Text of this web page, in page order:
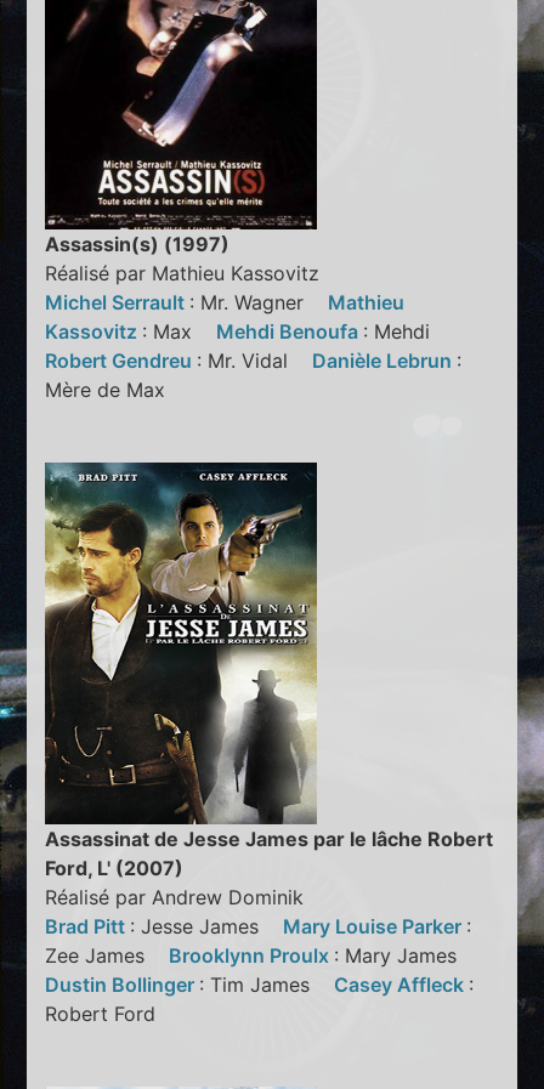
Assassin(s) (1997)
Réalisé par Mathieu Kassovitz
Michel Serrault : Mr. Wagner Mathieu
Kassovitz : Max Mehdi Benoufa : Mehdi
Robert Gendreu : Mr. Vidal Danièle Lebrun :
Mère de Max
Assassinat de Jesse James par le lâche Robert
Ford, L' (2007)
Réalisé par Andrew Dominik
Brad Pitt : Jesse James Mary Louise Parker :
Zee James Brooklynn Proulx : Mary James
Dustin Bollinger : Tim James Casey Affleck :
Robert Ford